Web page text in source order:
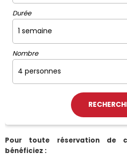
Durée
Nombre
Pour toute réservation de
bénéficiez :